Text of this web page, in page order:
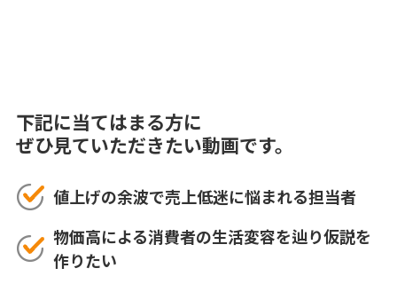
下記に当てはまる方に
ぜひ見ていただきたい動画です。
値上げの余波で売上低迷に悩まれる担当者
物価高による消費者の生活変容を辿り仮説を
作りたい